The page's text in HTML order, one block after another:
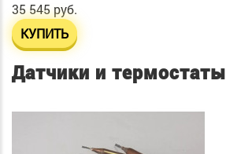
35 545 руб.
КУПИТЬ
Датчики и термостаты